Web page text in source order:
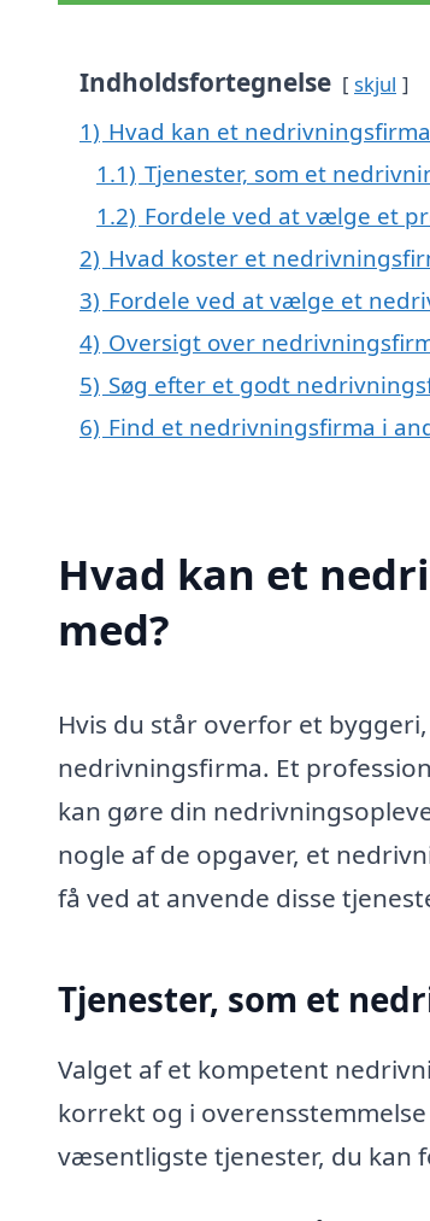
Indholdsfortegnelse skjul
1) Hvad kan et
1.1) Tjenester, som et
1.2) Fordele ved at vælge et
2) Hvad koster et
3) Fordele ved at vælge et
4) Oversigt over
5) Søg efter et godt
6) Find et nedrivningsfirma i
Hvad kan et
med?
Hvis du står overfor et
nedrivningsfirma. Et
kan gøre din
nogle af de opgaver, et
få ved at anvende disse
Tjenester, som et
Valget af et kompetent
korrekt og i
væsentligste tjenester, du kan